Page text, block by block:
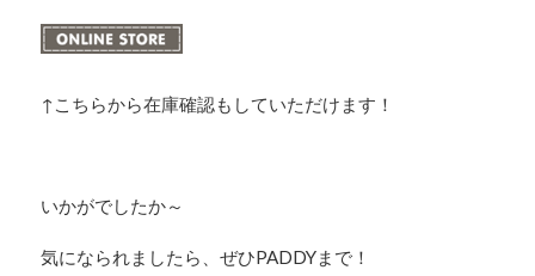
↑こちらから在庫確認もしていただけます！
いかがでしたか～
気になられましたら、ぜひPADDYまで！